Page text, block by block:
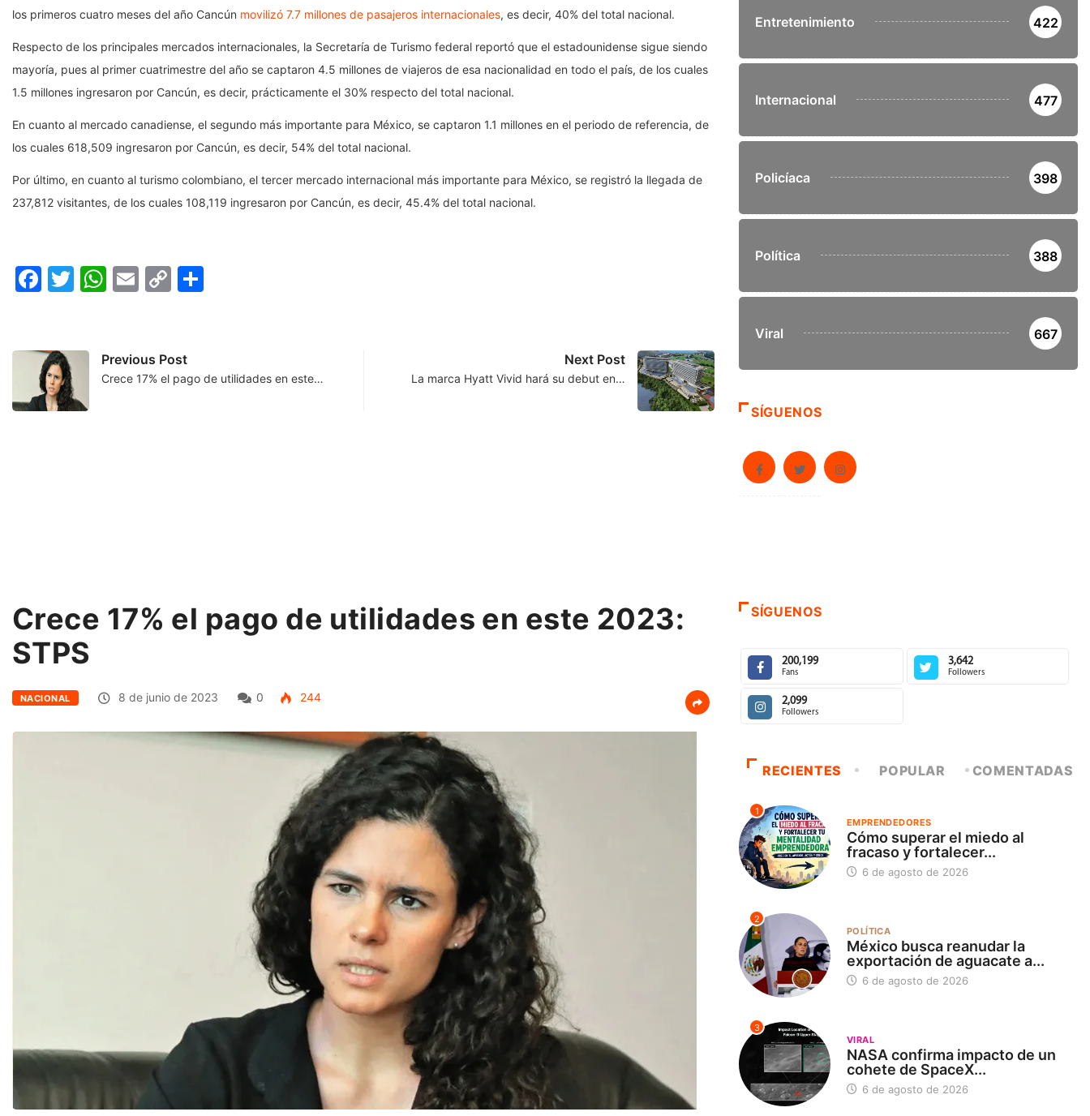
los primeros cuatro meses del año Cancún movilizó 7.7 millones de pasajeros internacionales, es decir, 40% del total nacional.
Respecto de los principales mercados internacionales, la Secretaría de Turismo federal reportó que el estadounidense sigue siendo
mayoría, pues al primer cuatrimestre del año se captaron 4.5 millones de viajeros de esa nacionalidad en todo el país, de los cuales
1.5 millones ingresaron por Cancún, es decir, prácticamente el 30% respecto del total nacional.
En cuanto al mercado canadiense, el segundo más importante para México, se captaron 1.1 millones en el periodo de referencia, de
los cuales 618,509 ingresaron por Cancún, es decir, 54% del total nacional.
Por último, en cuanto al turismo colombiano, el tercer mercado internacional más importante para México, se registró la llegada de
237,812 visitantes, de los cuales 108,119 ingresaron por Cancún, es decir, 45.4% del total nacional.
Facebook
Twitter
WhatsApp
Email
Copy
Previous Post
Crece 17% el pago de utilidades en este…
Next Post
La marca Hyatt Vivid hará su debut en…
Entretenimiento 422
Internacional 477
Policíaca 398
Política 388
Viral 667
SÍGUENOS
Crece 17% el pago de utilidades en este 2023:
STPS
NACIONAL 8 de junio de 2023 0 244
SÍGUENOS
200,199
Fans
3,642
Followers
2,099
Followers
RECIENTES POPULAR COMENTADAS
1
EMPRENDEDORES
Cómo superar el miedo al
fracaso y fortalecer...
6 de agosto de 2026
2
POLÍTICA
México busca reanudar la
exportación de aguacate a...
6 de agosto de 2026
3
VIRAL
NASA confirma impacto de un
cohete de SpaceX...
6 de agosto de 2026